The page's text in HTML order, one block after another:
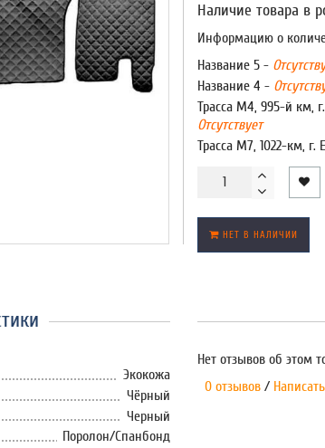
Наличие товара в
Информацию о
Название 5 -
Название 4 -
Трасса М4, 995-й км,
Отсутствует
Трасса М7, 1022-км, г.
НЕТ В НАЛИЧИИ
Экокожа
Чёрный
Черный
Поролон/Спанбонд
Нет отзывов об этом
0 отзывов /